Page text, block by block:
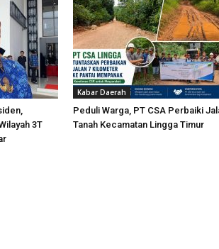
3T
Kabar Daerah
Peduli Warga, PT CSA Perbaiki
Tanah Kecamatan Lingga Timur